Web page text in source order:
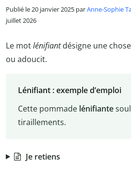
Publié le 20 janvier 2025 parAnne-Sophie
juillet 2026
Le motlénifiantdésigne une
ou adoucit.
Lénifiant : exemple d’emploi
Cette pommade lénifiante
tiraillements.
Je retiens